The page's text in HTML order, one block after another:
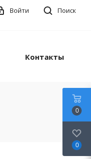
Поиск
Войти
Контакты
0
0